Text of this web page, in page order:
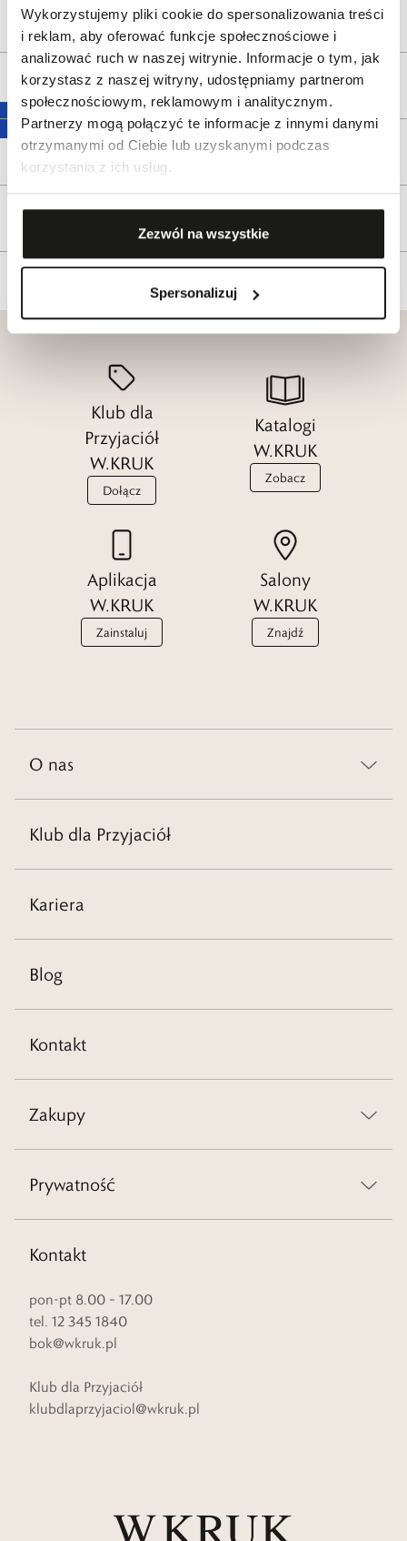
Wykorzystujemy pliki cookie do spersonalizowania treści
i reklam, aby oferować funkcje społecznościowe i
analizować ruch w naszej witrynie. Informacje o tym, jak
korzystasz z naszej witryny, udostępniamy partnerom
społecznościowym, reklamowym i analitycznym.
Partnerzy mogą połączyć te informacje z innymi danymi
otrzymanymi od Ciebie lub uzyskanymi podczas
korzystania z ich usług.
Zezwól na wszystkie
Spersonalizuj
Opis produktu
Wysyłka
Reklamacje i zwroty
Klub dla
Przyjaciół
W.KRUK
Dołącz
Katalogi
W.KRUK
Zobacz
Aplikacja
W.KRUK
Zainstaluj
Salony
W.KRUK
Znajdź
O nas
Klub dla Przyjaciół
Kariera
Blog
Kontakt
Zakupy
Prywatność
Kontakt
pon-pt 8.00 – 17.00
tel. 12 345 1840
bok@wkruk.pl
Klub dla Przyjaciół
klubdlaprzyjaciol@wkruk.pl